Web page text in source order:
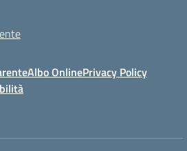
Albo OnlinePrivacy Policy